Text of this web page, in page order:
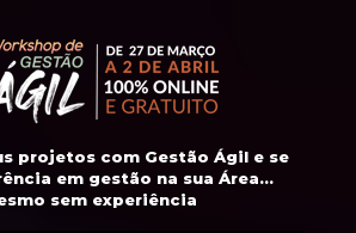
projetos com Gestão Ágil e se
em gestão na sua Área...
sem experiência